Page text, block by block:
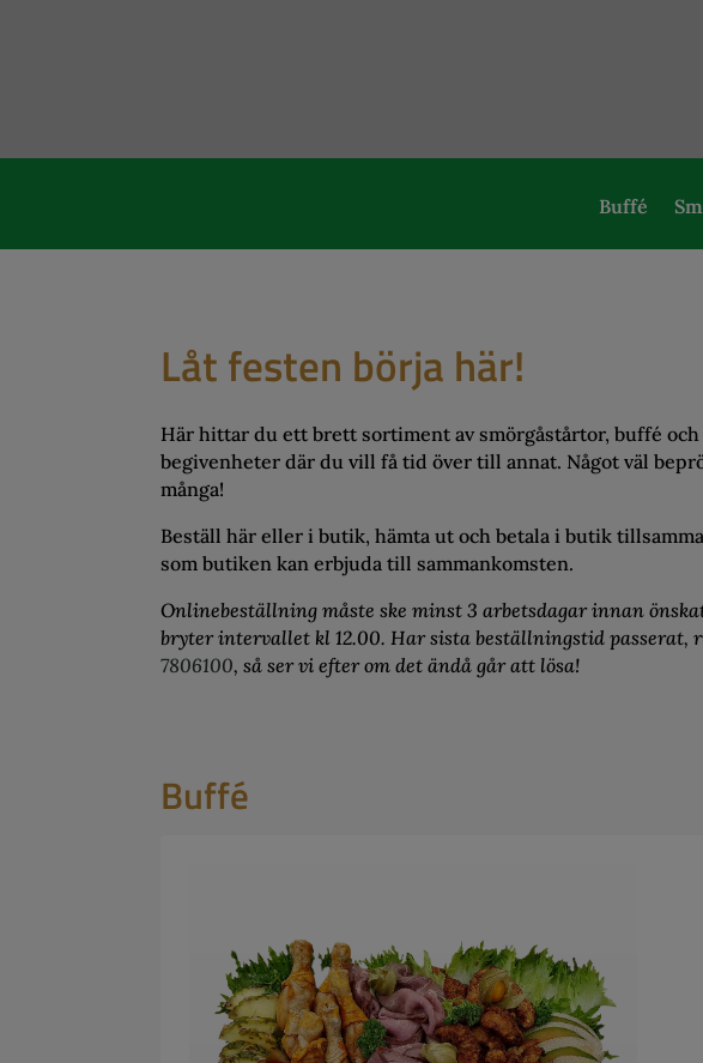
Buffé
Låt festen börja här!
Här hittar du ett brett sortiment av smörgåstårtor, buffé
begivenheter där du vill få tid över till annat. Något väl
många!
Beställ här eller i butik, hämta ut och betala i butik
som butiken kan erbjuda till sammankomsten.
Onlinebeställning måste ske minst 3 arbetsdagar innan
bryter intervallet kl 12.00. Har sista beställningstid passerat,
7806100, så ser vi efter om det ändå går att lösa!
Buffé